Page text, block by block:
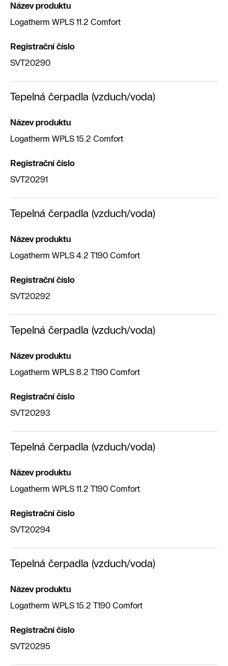
Název produktu
Logatherm WPLS 11.2 Comfort
Registrační číslo
SVT20290
Tepelná čerpadla (vzduch/voda)
Název produktu
Logatherm WPLS 15.2 Comfort
Registrační číslo
SVT20291
Tepelná čerpadla (vzduch/voda)
Název produktu
Logatherm WPLS 4.2 T190 Comfort
Registrační číslo
SVT20292
Tepelná čerpadla (vzduch/voda)
Název produktu
Logatherm WPLS 8.2 T190 Comfort
Registrační číslo
SVT20293
Tepelná čerpadla (vzduch/voda)
Název produktu
Logatherm WPLS 11.2 T190 Comfort
Registrační číslo
SVT20294
Tepelná čerpadla (vzduch/voda)
Název produktu
Logatherm WPLS 15.2 T190 Comfort
Registrační číslo
SVT20295